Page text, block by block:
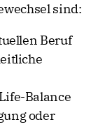
sind:
Beruf
Balance
oder